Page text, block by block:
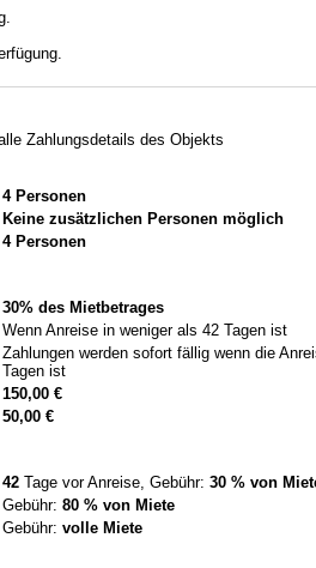
Zahlungsdetails des Objekts
4 Personen
Keine zusätzlichen Personen möglich
4 Personen
30% des Mietbetrages
Wenn Anreise in weniger als 42 Tagen ist
Zahlungen werden sofort fällig wenn die
Tagen ist
150,00 €
50,00 €
42 Tage vor Anreise, Gebühr: 30 % von
Gebühr: 80 % von Miete
Gebühr: volle Miete